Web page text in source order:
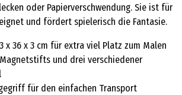
oder Papierverschwendung. Sie ist für
und fördert spielerisch die Fantasie.
x 36 x 3 cm für extra viel Platz zum Malen
und drei verschiedener
für den einfachen Transport